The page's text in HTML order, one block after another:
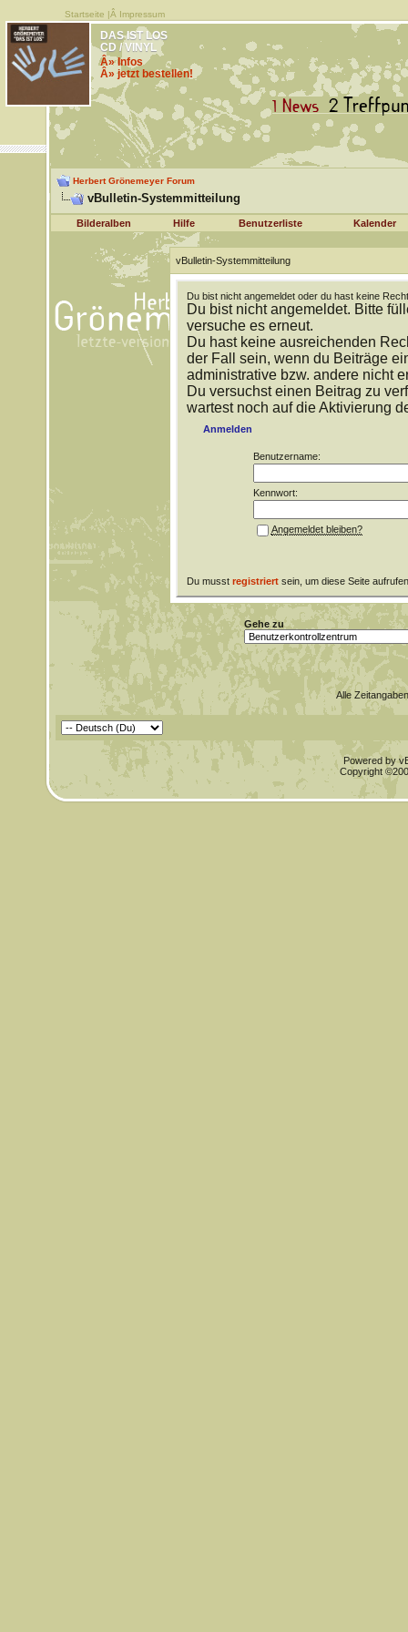
Startseite |Â Impressum
DAS IST LOS
CD / VINYL
Â» Infos
Â» jetzt bestellen!
Herbert Grönemeyer Forum
vBulletin-Systemmitteilung
Bilderalben Hilfe Benutzerliste Kalender
vBulletin-Systemmitteilung
Du bist nicht angemeldet oder du hast keine
Du bist nicht angemeldet. Bitte
versuche es erneut.
Du hast keine ausreichenden
der Fall sein, wenn du Beiträge
administrative bzw. andere nicht
Du versuchst einen Beitrag zu
wartest noch auf die Aktivierung
Anmelden
Benutzername:
Kennwort:
Angemeldet bleiben?
Du musst registriertsein, um diese Seite
Gehe zu
Alle
Powered by
Copyright